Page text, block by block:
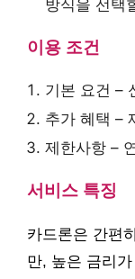
방식을 선택
이용 조건
기본 요건 –
추가 혜택 –
제한사항 –
서비스 특징
카드론은 간편
만, 높은 금리